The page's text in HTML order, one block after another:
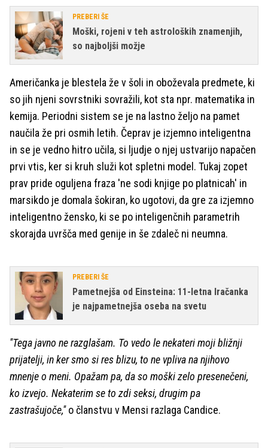
PREBERI ŠE
Moški, rojeni v teh astroloških znamenjih,
so najboljši možje
Američanka je blestela že v šoli in oboževala predmete, ki
so jih njeni sovrstniki sovražili, kot sta npr. matematika in
kemija. Periodni sistem se je na lastno željo na pamet
naučila že pri osmih letih. Čeprav je izjemno inteligentna
in se je vedno hitro učila, si ljudje o njej ustvarijo napačen
prvi vtis, ker si kruh služi kot spletni model. Tukaj zopet
prav pride oguljena fraza 'ne sodi knjige po platnicah' in
marsikdo je domala šokiran, ko ugotovi, da gre za izjemno
inteligentno žensko, ki se po inteligenčnih parametrih
skorajda uvršča med genije in še zdaleč ni neumna.
PREBERI ŠE
Pametnejša od Einsteina: 11-letna Iračanka
je najpametnejša oseba na svetu
''Tega javno ne razglašam. To vedo le nekateri moji bližnji
prijatelji, in ker smo si res blizu, to ne vpliva na njihovo
mnenje o meni. Opažam pa, da so moški zelo presenečeni,
ko izvejo. Nekaterim se to zdi seksi, drugim pa
zastrašujoče,''o članstvu v Mensi razlaga Candice.